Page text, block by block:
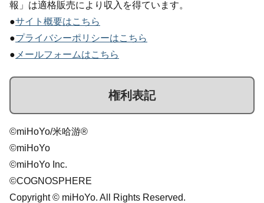
報」は適格販売により収入を得ています。
●サイト概要はこちら
●プライバシーポリシーはこちら
● メールフォームはこちら
権利表記
©miHoYo/米哈游®
©miHoYo
©miHoYo Inc.
©COGNOSPHERE
Copyright © miHoYo. All Rights Reserved.